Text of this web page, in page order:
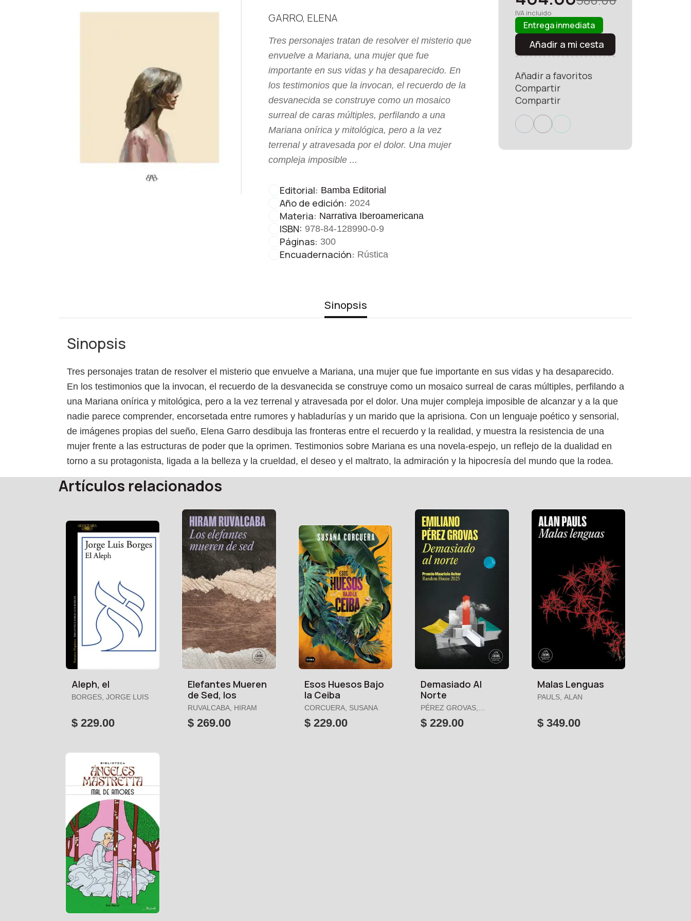
GARRO, ELENA
Tres personajes tratan de resolver el misterio que
envuelve a Mariana, una mujer que fue
importante en sus vidas y ha desaparecido. En
los testimonios que la invocan, el recuerdo de la
desvanecida se construye como un mosaico
surreal de caras múltiples, perfilando a una
Mariana onírica y mitológica, pero a la vez
terrenal y atravesada por el dolor. Una mujer
compleja imposible ...
Editorial: Bamba Editorial
Año de edición: 2024
Materia: Narrativa Iberoamericana
ISBN: 978-84-128990-0-9
Páginas: 300
Encuadernación: Rústica
IVA incluido
Entrega inmediata
Añadir a mi cesta
Añadir a favoritos
Compartir
Compartir
Sinopsis
Sinopsis
Tres personajes tratan de resolver el misterio que envuelve a Mariana, una mujer que fue importante en sus vidas y ha desaparecido.
En los testimonios que la invocan, el recuerdo de la desvanecida se construye como un mosaico surreal de caras múltiples, perfilando a
una Mariana onírica y mitológica, pero a la vez terrenal y atravesada por el dolor. Una mujer compleja imposible de alcanzar y a la que
nadie parece comprender, encorsetada entre rumores y habladurías y un marido que la aprisiona. Con un lenguaje poético y sensorial,
de imágenes propias del sueño, Elena Garro desdibuja las fronteras entre el recuerdo y la realidad, y muestra la resistencia de una
mujer frente a las estructuras de poder que la oprimen. Testimonios sobre Mariana es una novela-espejo, un reflejo de la dualidad en
torno a su protagonista, ligada a la belleza y la crueldad, el deseo y el maltrato, la admiración y la hipocresía del mundo que la rodea.
Artículos relacionados
Aleph, el
BORGES, JORGE LUIS
$ 229.00
Elefantes Mueren
de Sed, los
RUVALCABA, HIRAM
$ 269.00
Esos Huesos Bajo
la Ceiba
CORCUERA, SUSANA
$ 229.00
Demasiado Al
Norte
PÉREZ GROVAS,
EMILIANO
$ 229.00
Malas Lenguas
PAULS, ALAN
$ 349.00